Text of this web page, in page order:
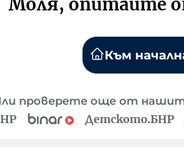
Към
проверете още от
Детското.БНР